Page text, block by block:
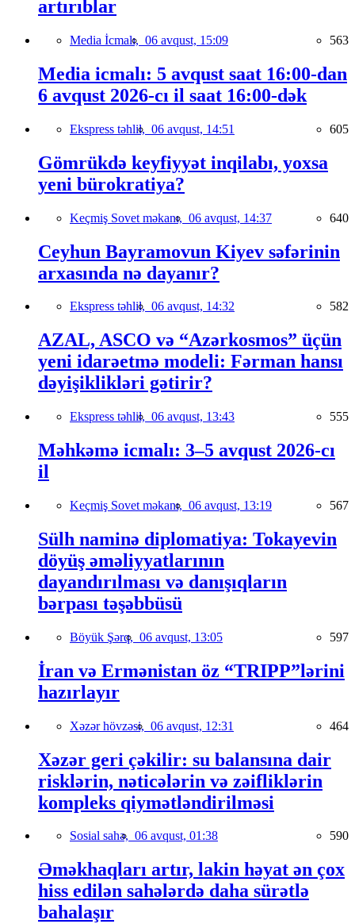
artırıblar
Media İcmalı, 06 avqust, 15:09 563
Media icmalı: 5 avqust saat 16:00-dan
6 avqust 2026-cı il saat 16:00-dək
Ekspress təhlil, 06 avqust, 14:51 605
Gömrükdə keyfiyyət inqilabı, yoxsa
yeni bürokratiya?
Keçmiş Sovet məkanı, 06 avqust, 14:37 640
Ceyhun Bayramovun Kiyev səfərinin
arxasında nə dayanır?
Ekspress təhlil, 06 avqust, 14:32 582
AZAL, ASCO və “Azərkosmos” üçün
yeni idarəetmə modeli: Fərman hansı
dəyişiklikləri gətirir?
Ekspress təhlil, 06 avqust, 13:43 555
Məhkəmə icmalı: 3–5 avqust 2026-cı
il
Keçmiş Sovet məkanı, 06 avqust, 13:19 567
Sülh naminə diplomatiya: Tokayevin
döyüş əməliyyatlarının
dayandırılması və danışıqların
bərpası təşəbbüsü
Böyük Şərq, 06 avqust, 13:05 597
İran və Ermənistan öz “TRIPP”lərini
hazırlayır
Xəzər hövzəsi, 06 avqust, 12:31 464
Xəzər geri çəkilir: su balansına dair
risklərin, nəticələrin və zəifliklərin
kompleks qiymətləndirilməsi
Sosial sahə, 06 avqust, 01:38 590
Əməkhaqları artır, lakin həyat ən çox
hiss edilən sahələrdə daha sürətlə
bahalaşır